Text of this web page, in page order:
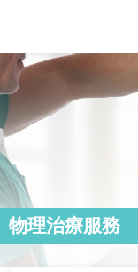
物理治療服務